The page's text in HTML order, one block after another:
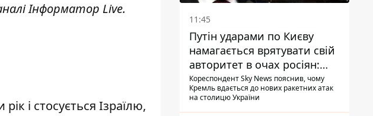
Інформатор Live.
і стосується Ізраїлю,
11:45
Путін ударами по Києву
намагається врятувати свій
авторитет в очах росіян:
диктатор перебуває під
тиском - Sky News
Кореспондент Sky News пояснив, чому
Кремль вдається до нових ракетних атак
на столицю України